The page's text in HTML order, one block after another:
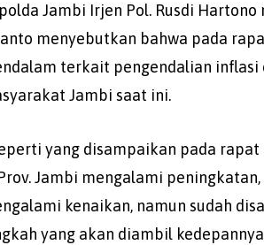
Jambi Irjen Pol. Rusdi
menyebutkan bahwa pada
terkait pengendalian inflasi
Jambi saat ini.
yang disampaikan pada
Jambi mengalami
kenaikan, namun sudah
yang akan diambil